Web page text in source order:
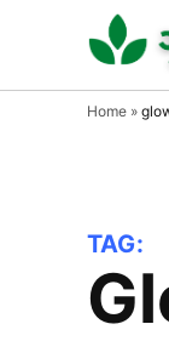
content
Home »
TAG: